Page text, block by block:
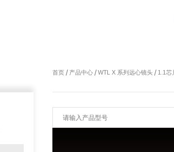
首页 / 产品中心 / WTL X 系列远心镜头 / 1.1芯